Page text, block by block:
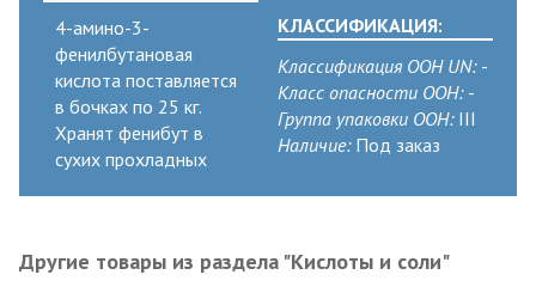
4-амино-3-
фенилбутановая
кислота поставляется
в бочках по 25 кг.
Хранят фенибут в
сухих прохладных
КЛАССИФИКАЦИЯ:
Классификация ООН UN:-
Класс опасности ООН:-
Группа упаковки ООН:III
Наличие:Под заказ
Другие товары из раздела "Кислоты и соли"